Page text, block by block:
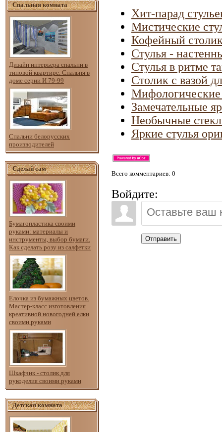
Спальная комната
Дизайн интерьера спальни в
типовой квартире. Спальня в
доме серии И 79-99
Спальни белорусских
производителей
Сделай сам
Бумагопластика своими
руками: материалы и
инструменты, выбор бумаги.
Как сделать розу из салфетки
Елочка из бумажных цветов.
Мастер-класс изготовления
креативной новогодней елки
своими руками
Шкафчик - столик для
рукоделия своими руками
Детская комната
Хит-парад
Мистические
Кофейный
Стулья -
Стулья в ритме
Столик с вазой
Мифологические
Замечательные
Необычные
Яркие стулья
Всего комментариев: 0
Войдите:
Отправить